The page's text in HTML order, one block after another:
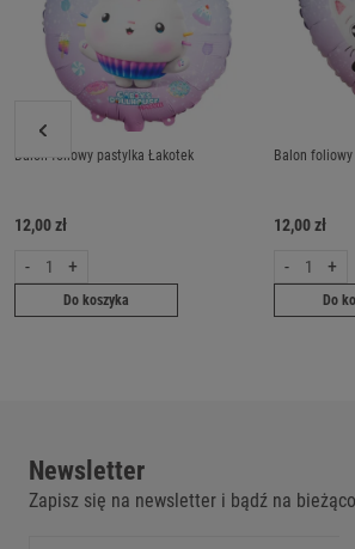
Balon foliowy pastylka Łakotek
12,00 zł
- +
Do koszyka
Balon
12,00 zł
- +
Do
Newsletter
Zapisz się na newsletter i bądź na